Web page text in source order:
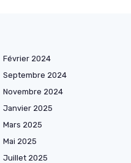
Février 2024
Septembre 2024
Novembre 2024
Janvier 2025
Mars 2025
Mai 2025
Juillet 2025